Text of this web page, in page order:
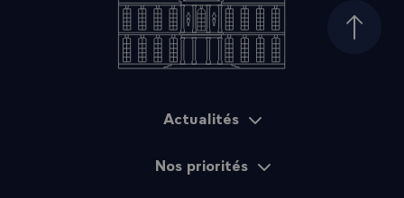
Haut
Actualités
Nos priorités